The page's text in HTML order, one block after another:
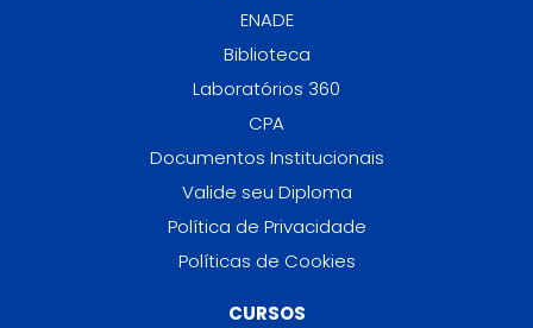
ENADE
Biblioteca
Laboratórios 360
CPA
Documentos Institucionais
Valide seu Diploma
Política de Privacidade
Políticas de Cookies
CURSOS